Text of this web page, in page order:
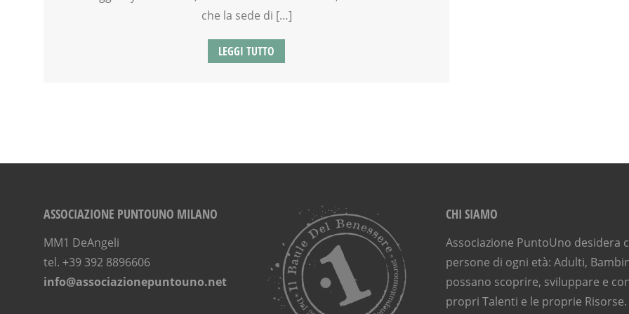
che la sede di […]
LEGGI TUTTO
ASSOCIAZIONE PUNTOUNO MILANO
MM1 DeAngeli
tel. +39 392 8896606
info@associazionepuntouno.net
CHI SIAMO
Associazione PuntoUno desidera
persone di ogni età: Adulti,
possano scoprire, sviluppare e
propri Talenti e le proprie Risorse.